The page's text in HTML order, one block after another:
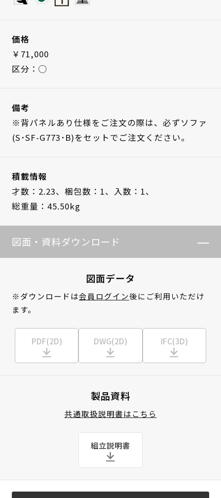
価格
￥71,000
区分：◯
備考
※背パネルあり仕様をご注文の際は、必ずソファ
(S･SF-G773･B)をセットでご注文ください。
積載情報
才数：2.23、 梱包数：1、 入数：1、
総重量：45.50kg
図面・資料ダウンロード
図面データ
※ダウンロードは会員ログイン後にご利用いただけ
ます。
PDF(2D) DWG(2D) IFC(3D)
製品資料
共通取扱説明書はこちら
組立説明書